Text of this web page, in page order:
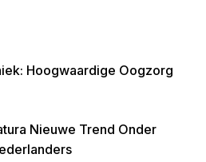
Hoogwaardige Oogzorg
Nieuwe Trend Onder